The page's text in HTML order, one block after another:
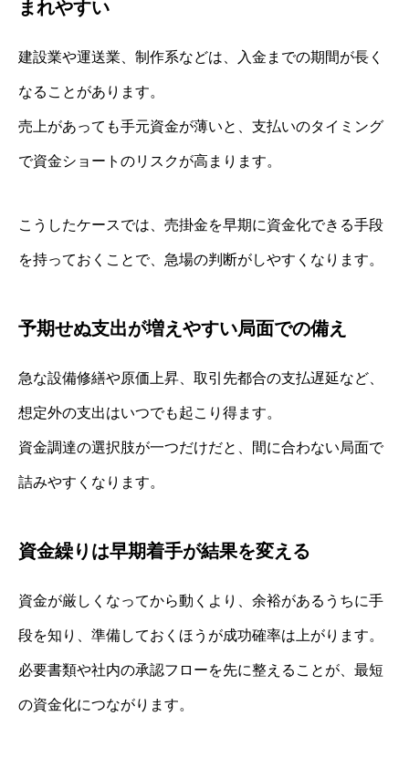
まれやすい
建設業や運送業、制作系などは、入金までの期間が長く
なることがあります。
売上があっても手元資金が薄いと、支払いのタイミング
で資金ショートのリスクが高まります。
こうしたケースでは、売掛金を早期に資金化できる手段
を持っておくことで、急場の判断がしやすくなります。
予期せぬ支出が増えやすい局面での備え
急な設備修繕や原価上昇、取引先都合の支払遅延など、
想定外の支出はいつでも起こり得ます。
資金調達の選択肢が一つだけだと、間に合わない局面で
詰みやすくなります。
資金繰りは早期着手が結果を変える
資金が厳しくなってから動くより、余裕があるうちに手
段を知り、準備しておくほうが成功確率は上がります。
必要書類や社内の承認フローを先に整えることが、最短
の資金化につながります。